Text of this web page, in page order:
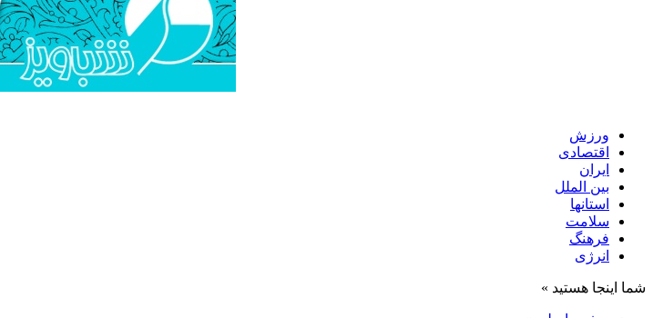
ورزش
اقتصادی
ایران
بین الملل
استانها
سلامت
فرهنگ
انرژی
شما اینجا هستید »